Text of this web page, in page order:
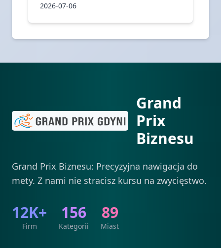
2026-07-06
Grand
Prix
Biznesu
Grand Prix Biznesu: Precyzyjna nawigacja do
mety. Z nami nie stracisz kursu na zwycięstwo.
12K+
Firm
156
Kategorii
89
Miast